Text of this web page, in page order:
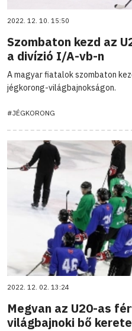
2022. 12. 10. 15:50
Szombaton kezd az
a divízió I/A-vb-n
A magyar fiatalok szombaton
jégkorong-világbajnokságon.
#JÉGKORONG
2022. 12. 02. 13:24
Megvan az U20-as
világbajnoki bő kerete